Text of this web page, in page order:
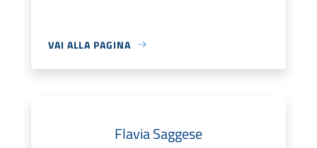
VAI ALLA PAGINA
Flavia Saggese